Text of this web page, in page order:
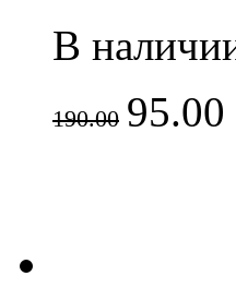
В
190.00 95.00